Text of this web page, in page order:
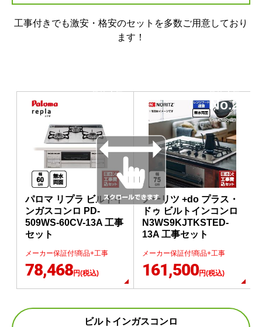
工事付きでも激安・格安のセットを多数ご用意しており
ます！
当店人気
パロマ リプラ ビルトイ
ンガスコンロ PD-
509WS-60CV-13A 工事
セット
メーカー保証付!商品+工事
78,468円(税込)
当店人気
No.2
ノーリツ +do プラス・
ドゥ ビルトインコンロ
N3WS9KJTKSTED-
13A 工事セット
メーカー保証付!商品+工事
161,500円(税込)
ビルトインガスコンロ